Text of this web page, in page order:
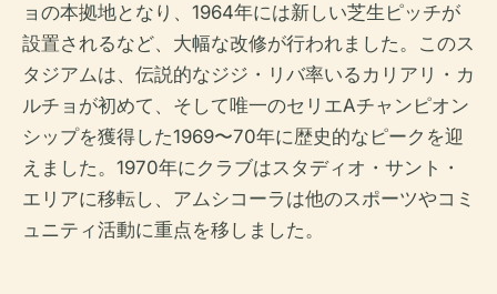
ョの本拠地となり、1964年には新しい芝生ピッチが
設置されるなど、大幅な改修が行われました。このス
タジアムは、伝説的なジジ・リバ率いるカリアリ・カ
ルチョが初めて、そして唯一のセリエAチャンピオン
シップを獲得した1969〜70年に歴史的なピークを迎
えました。1970年にクラブはスタディオ・サント・
エリアに移転し、アムシコーラは他のスポーツやコミ
ュニティ活動に重点を移しました。